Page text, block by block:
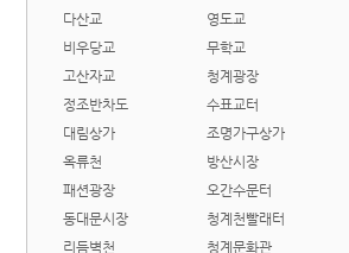
다산교
영도교
비우당교
무학교
고산자교
청계광장
정조반차도
수표교터
대림상가
조명가구상가
옥류천
방산시장
패션광장
오간수문터
동대문시장
청계천빨래터
리듬벽천
청계문화관